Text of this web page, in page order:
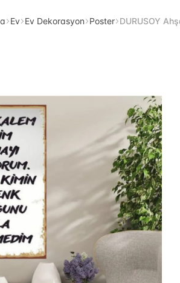
Ev Ev Dekorasyon Poster DURUSOY